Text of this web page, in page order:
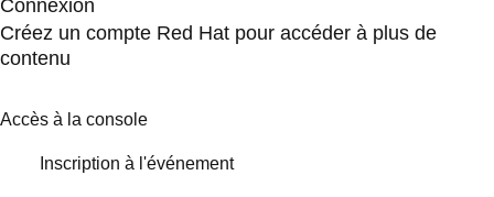
Connexion
Créez un compte Red Hat pour accéder à plus de
contenu
Accès à la console
Inscription à l'événement